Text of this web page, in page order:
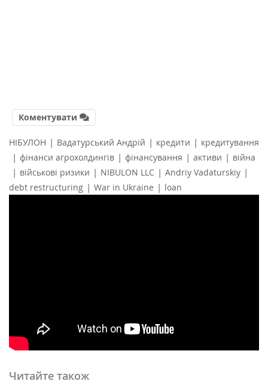
Коментувати
НІБУЛОН | Вадатурський Андрій | кредити | кредитування
| фінанси агрохолдингів | фінансування | активи | війна
| військові ризики | NIBULON LLC | Andriy Vadaturskiy |
debt restructuring | War in Ukraine | loan
Читайте також